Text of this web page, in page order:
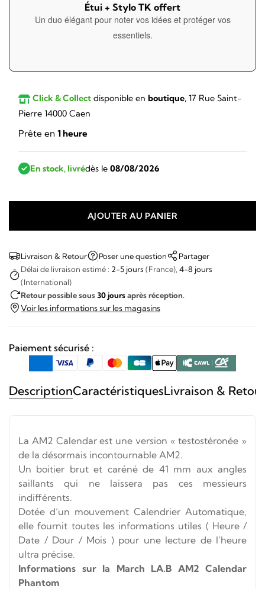
Étui + Stylo TK offert
Un duo élégant pour noter vos idées et protéger vos
essentiels.
Click & Collect disponible en boutique, 17 Rue Saint-
Pierre 14000 Caen
Prête en 1 heure
En stock, livrédès le 08/08/2026
March
Lab
AM2
CALENDAR
PHANTOM
AJOUTER AU PANIER
Livraison & Retour Poser une question
Partager
Délai de livraison estimé : 2-5 jours (France), 4-8 jours
(International)
Retour possible sous30 joursaprès réception.
Voir les informations sur les magasins
Paiement sécurisé :
DescriptionCaractéristiquesLivraison &
La AM2 Calendar est une version « testostéronée »
de la désormais incontournable AM2.
Un boitier brut et caréné de 41 mm aux angles
saillants qui ne laissera pas ces messieurs
indifférents.
Dotée d’un mouvement Calendrier Automatique,
elle fournit toutes les informations utiles ( Heure /
Date / Dour / Mois ) pour une lecture de l’heure
ultra précise.
Informations sur la March LA.B AM2 Calendar
Phantom